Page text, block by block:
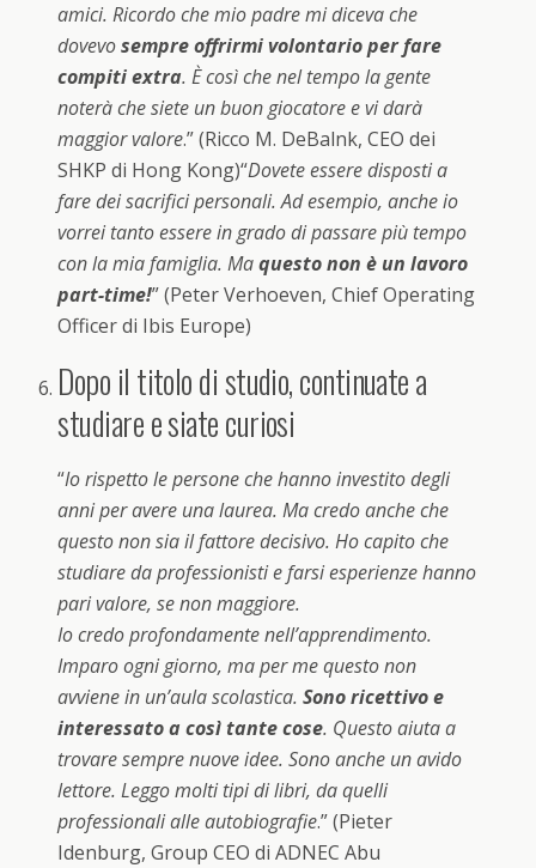
amici. Ricordo che mio padre mi diceva che
dovevosempre offrirmi volontario per fare
compiti extra. È così che nel tempo la gente
noterà che siete un buon giocatore e vi darà
maggior valore.” (Ricco M. DeBalnk, CEO dei
SHKP di Hong Kong)“Dovete essere disposti a
fare dei sacrifici personali. Ad esempio, anche io
vorrei tanto essere in grado di passare più tempo
con la mia famiglia. Maquesto non è un lavoro
part-time!” (Peter Verhoeven, Chief Operating
Officer di Ibis Europe)
Dopo il titolo di studio, continuate a
studiare e siate curiosi
“Io rispetto le persone che hanno investito degli
anni per avere una laurea. Ma credo anche che
questo non sia il fattore decisivo. Ho capito che
studiare da professionisti e farsi esperienze hanno
pari valore, se non maggiore.
Io credo profondamente nell’apprendimento.
Imparo ogni giorno, ma per me questo non
avviene in un’aula scolastica.Sono ricettivo e
interessato a così tante cose. Questo aiuta a
trovare sempre nuove idee. Sono anche un avido
lettore. Leggo molti tipi di libri, da quelli
professionali alle autobiografie.” (Pieter
Idenburg, Group CEO di ADNEC Abu